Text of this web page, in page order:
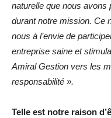
naturelle que nous
durant notre mission. Ce
nous à l’envie de
entreprise saine et
Amiral Gestion vers les
responsabilité ».
Telle est notre raison